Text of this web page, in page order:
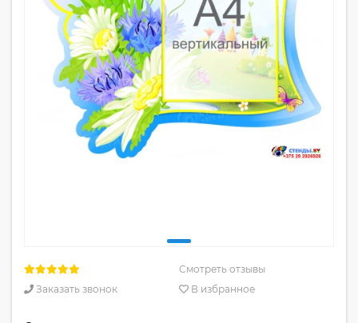
Смотреть отзывы
Заказать звонок
В избранное